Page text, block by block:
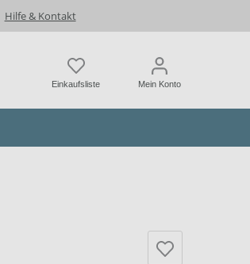
Hilfe & Kontakt
Einkaufsliste Mein Konto